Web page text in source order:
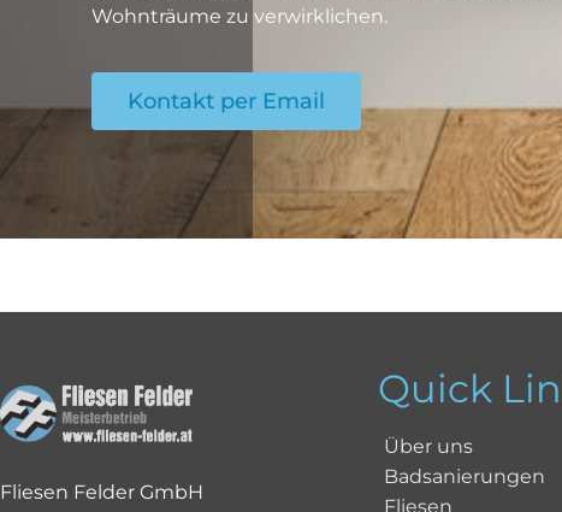
Wohnträume zu verwirklichen.
Kontakt per Email
Fliesen Felder GmbH
Quick
Über uns
Badsanierungen
Fliesen